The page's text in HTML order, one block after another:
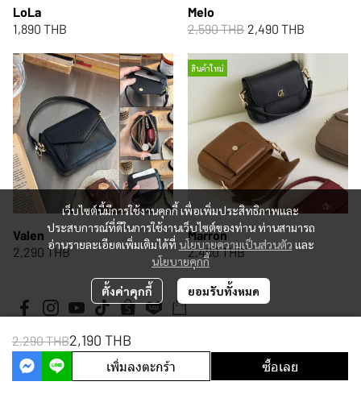
LoLa
1,890 THB
Melo
2,590 THB 2,490 THB
Valen
2,290 THB
สินค้าใหม่
Marron
2,490 THB
2,290 THB2,190 THB
เพิ่มลงตะกร้า ซื้อเลย
เว็บไซต์นี้มีการใช้งานคุกกี้ เพื่อเพิ่มประสิทธิภาพและ
ประสบการณ์ที่ดีในการใช้งานเว็บไซต์ของท่าน ท่านสามารถ
อ่านรายละเอียดเพิ่มเติมได้ที่ นโยบายความเป็นส่วนตัว และ
นโยบายคุกกี้
ตั้งค่าคุกกี้ ยอมรับทั้งหมด
Copyright 2026 | All Rights Reserved | Powered by MWE
Powered By MakeWebEasy